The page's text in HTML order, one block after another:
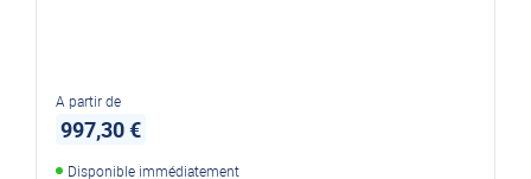
A partir de
997,30 €
Disponible immédiatement